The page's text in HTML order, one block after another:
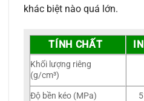
khác biệt nào quá lớn.
TÍNH CHẤT
Khối lượng riêng
(g/cm³)
Độ bền kéo (MPa)